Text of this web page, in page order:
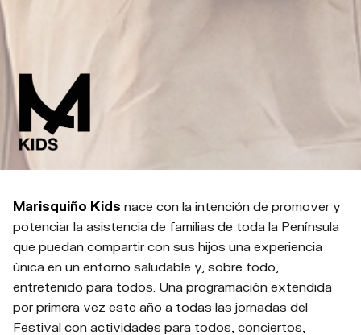
Marisquiño Kids nace con la intención de promover y
potenciar la asistencia de familias de toda la Península
que puedan compartir con sus hijos una experiencia
única en un entorno saludable y, sobre todo,
entretenido para todos. Una programación extendida
por primera vez este año a todas las jornadas del
Festival con actividades para todos, conciertos,